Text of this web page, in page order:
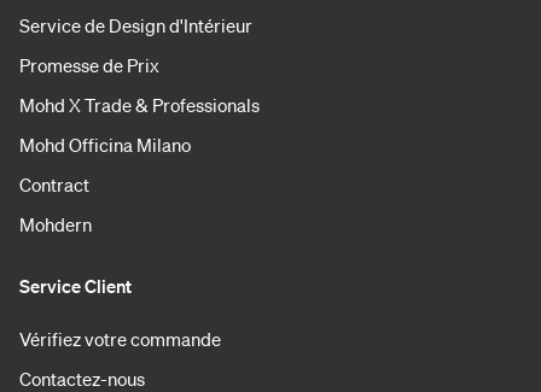
Service de Design d'Intérieur
Promesse de Prix
Mohd X Trade & Professionals
Mohd Officina Milano
Contract
Mohdern
Service Client
Vérifiez votre commande
Contactez-nous